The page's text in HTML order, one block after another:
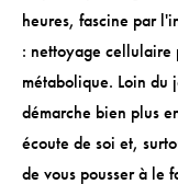
heures, fascine par
: nettoyage cellulaire
métabolique. Loin du
démarche bien plus
écoute de soi et,
de vous pousser à le